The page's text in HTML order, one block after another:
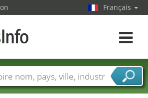
Français
Toggle
Villes
Secteurs de foire